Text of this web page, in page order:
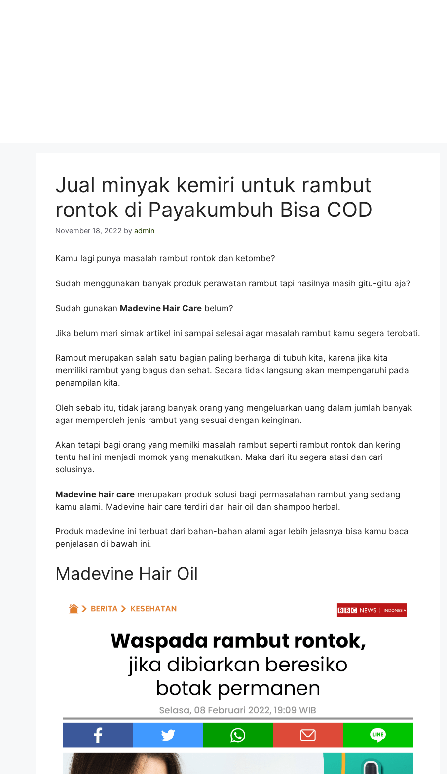
Jual minyak kemiri untuk rambut
rontok di Payakumbuh Bisa COD
November 18, 2022 by admin
Kamu lagi punya masalah rambut rontok dan ketombe?
Sudah menggunakan banyak produk perawatan rambut tapi hasilnya masih gitu-gitu aja?
Sudah gunakan Madevine Hair Care belum?
Jika belum mari simak artikel ini sampai selesai agar masalah rambut kamu segera terobati.
Rambut merupakan salah satu bagian paling berharga di tubuh kita, karena jika kita
memiliki rambut yang bagus dan sehat. Secara tidak langsung akan mempengaruhi pada
penampilan kita.
Oleh sebab itu, tidak jarang banyak orang yang mengeluarkan uang dalam jumlah banyak
agar memperoleh jenis rambut yang sesuai dengan keinginan.
Akan tetapi bagi orang yang memilki masalah rambut seperti rambut rontok dan kering
tentu hal ini menjadi momok yang menakutkan. Maka dari itu segera atasi dan cari
solusinya.
Madevine hair care merupakan produk solusi bagi permasalahan rambut yang sedang
kamu alami. Madevine hair care terdiri dari hair oil dan shampoo herbal.
Produk madevine ini terbuat dari bahan-bahan alami agar lebih jelasnya bisa kamu baca
penjelasan di bawah ini.
Madevine Hair Oil